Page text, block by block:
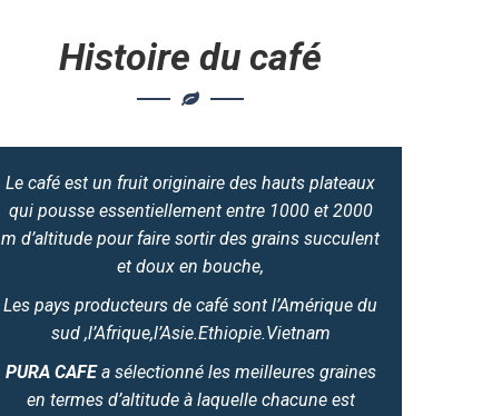
Histoire du café
Le café est un fruit originaire des hauts plateaux
qui pousse essentiellement entre 1000 et 2000
m d’altitude pour faire sortir des grains succulent
et doux en bouche,
Les pays producteurs de café sont l’Amérique du
sud ,l’Afrique,l’Asie.Ethiopie.Vietnam
PURA CAFEa sélectionné les meilleures graines
en termes d’altitude à laquelle chacune est